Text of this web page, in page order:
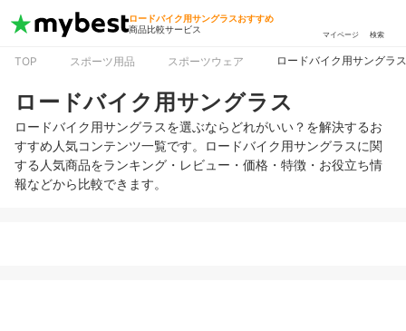
ロードバイク用サングラスおすすめ
商品比較サービス
マイページ 検索
TOP スポーツ用品 スポーツウェア ロードバイク用サングラス
ロードバイク用サングラス
ロードバイク用サングラスを選ぶならどれがいい？を解決するお
すすめ人気コンテンツ一覧です。ロードバイク用サングラスに関
する人気商品をランキング・レビュー・価格・特徴・お役立ち情
報などから比較できます。